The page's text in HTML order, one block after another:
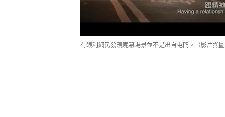
有眼利網民發現呢幕場景並不是出自屯門。（影片擷